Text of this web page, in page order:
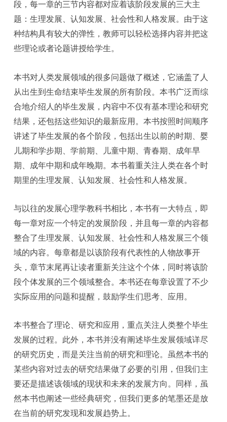
段，每一章的三节内容都对应着该阶段发展的三大主
题：生理发展、认知发展、社会性和人格发展。由于这
种结构具有较大的弹性，教师可以轻松选择内容并把这
些理论或者论题讲授给学生。
本书对人类发展领域的很多问题做了概述，它涵盖了人
从出生到生命结束毕生发展的所有阶段。本书广泛而综
合地介绍人的毕生发展，内容中不仅有基本理论和研究
结果，还包括这些知识的最新应用。本书按照时间顺序
讲述了毕生发展的各个阶段，包括出生以前的时期、婴
儿期和学步期、学前期、儿童中期、青春期、成年早
期、成年中期和成年晚期。本书着重关注人类在各个时
期里的生理发展、认知发展、社会性和人格发展。
与以往的发展心理学教科书相比，本书有一大特点，即
每一章对应一个特定的发展阶段，并且每一章的内容都
整合了生理发展、认知发展、社会性和人格发展三个领
域的内容。每章都是以该阶段有代表性的人物故事开
头，章节末尾再让读者重新关注这个个体，同时将该阶
段个体发展的三个领域整合。本书还在每章设置了不少
实际应用的问题和提醒，鼓励学生们思考、应用。
本书整合了理论、研究和应用，重点关注人类整个毕生
发展的过程。此外，本书并没有阐述毕生发展领域详尽
的研究历史，而是关注当前的研究和理论。虽然本书的
某些内容对过去的研究结果做了必要的引用，但我们主
要还是描述该领域的现状和未来的发展方向。同样，虽
然本书也阐述一些经典研究，但我们更多的笔墨还是放
在当前的研究发现和发展趋势上。